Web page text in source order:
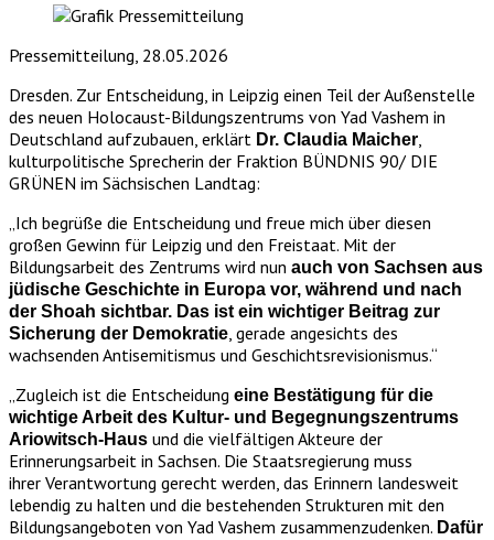
Pressemitteilung, 28.05.2026
Dresden. Zur Entscheidung, in Leipzig einen Teil der Außenstelle
des neuen Holocaust-Bildungszentrums von Yad Vashem in
Deutschland aufzubauen, erklärt Dr. Claudia Maicher
kulturpolitische Sprecherin der Fraktion BÜNDNIS 90/ DIE
GRÜNEN im Sächsischen Landtag:
„Ich begrüße die Entscheidung und freue mich über diesen
großen Gewinn für Leipzig und den Freistaat. Mit der
Bildungsarbeit des Zentrums wird nun auch von Sachsen aus
jüdische Geschichte in Europa vor, während und nach
der Shoah sichtbar. Das ist ein wichtiger Beitrag zur
Sicherung der Demokratie , gerade angesichts des
wachsenden Antisemitismus und Geschichtsrevisionismus.“
„Zugleich ist die Entscheidung eine Bestätigung für die
wichtige Arbeit des Kultur- und Begegnungszentrums
Ariowitsch-Haus und die vielfältigen Akteure der
Erinnerungsarbeit in Sachsen. Die Staatsregierung muss
ihrer Verantwortung gerecht werden, das Erinnern landesweit
lebendig zu halten und die bestehenden Strukturen mit den
Bildungsangeboten von Yad Vashem zusammenzudenken. Dafür